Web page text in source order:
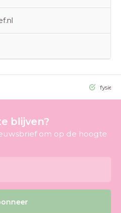
fysieke
blijven?
om op de hoogte